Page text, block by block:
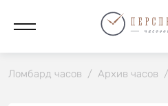
Ломбард часов / Архив часов /